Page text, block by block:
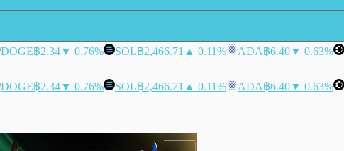
DOGE฿2.34▼ 0.76% SOL฿2,466.71 ▲ 0.11% ADA฿6.40▼ 0.63%
DOGE฿2.34▼ 0.76% SOL฿2,466.71 ▲ 0.11% ADA฿6.40▼ 0.63%